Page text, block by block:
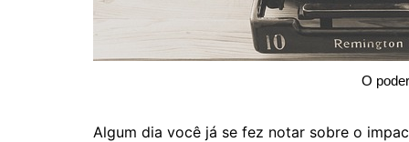
O
Algum dia você já se fez notar sobre o